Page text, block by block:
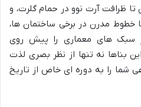
تا ظرافت آرت نوو در حمام گلرت، و
خطوط مدرن در برخی ساختمان ها،
سبک های معماری را پیش روی
بناها نه تنها از نظر بصری لذت
را به دوره ای خاص از تاریخ